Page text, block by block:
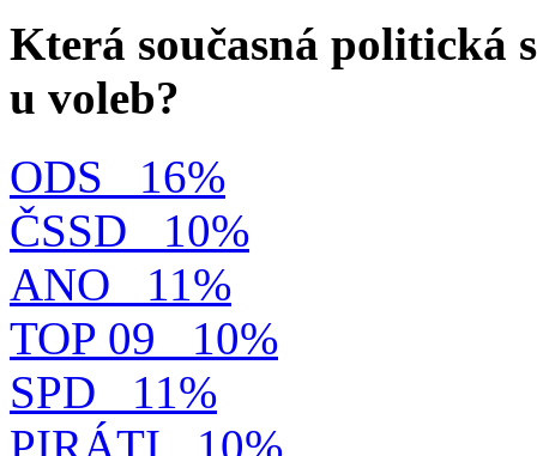
Která současná politická
u voleb?
ODS
16%
ČSSD
10%
ANO
11%
TOP 09
10%
SPD
11%